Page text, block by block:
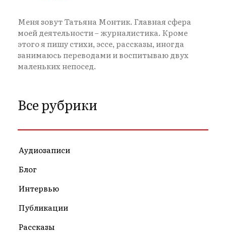
Меня зовут Татьяна Монтик. Главная сфера
моей деятельности – журналистика. Кроме
этого я пишу стихи, эссе, рассказы, иногда
занимаюсь переводами и воспитываю двух
маленьких непосед.
Все рубрики
Аудиозаписи
Блог
Интервью
Публикации
Рассказы